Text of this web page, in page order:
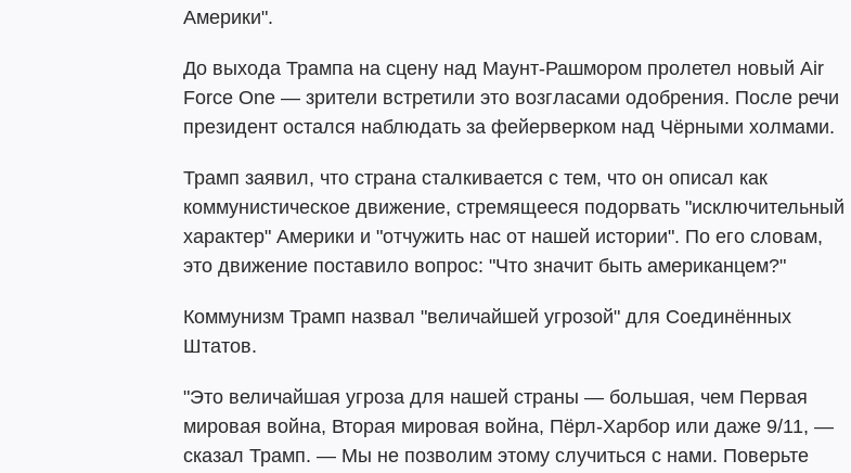
Америки".
До выхода Трампа на сцену над Маунт-Рашмором пролетел новый Air
Force One — зрители встретили это возгласами одобрения. После речи
президент остался наблюдать за фейерверком над Чёрными холмами.
Трамп заявил, что страна сталкивается с тем, что он описал как
коммунистическое движение, стремящееся подорвать "исключительный
характер" Америки и "отчужить нас от нашей истории". По его словам,
это движение поставило вопрос: "Что значит быть американцем?"
Коммунизм Трамп назвал "величайшей угрозой" для Соединённых
Штатов.
"Это величайшая угроза для нашей страны — большая, чем Первая
мировая война, Вторая мировая война, Пёрл-Харбор или даже 9/11, —
сказал Трамп. — Мы не позволим этому случиться с нами. Поверьте